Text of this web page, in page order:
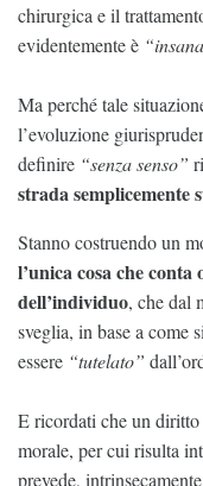
chirurgica e il
evidentemente è
Ma perché tale
l’evoluzione
definire “senza senso”
strada semplicemente
Stanno costruendo un
l’unica cosa che
dell’individuo, che dal
sveglia, in base a come si
essere “tutelato”
E ricordati che un
morale, per cui risulta
prevede,